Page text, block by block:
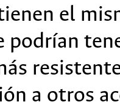
el
podrían
a otros